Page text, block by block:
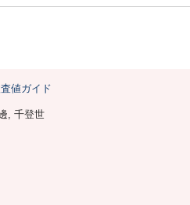
値ガイド
, 千登世